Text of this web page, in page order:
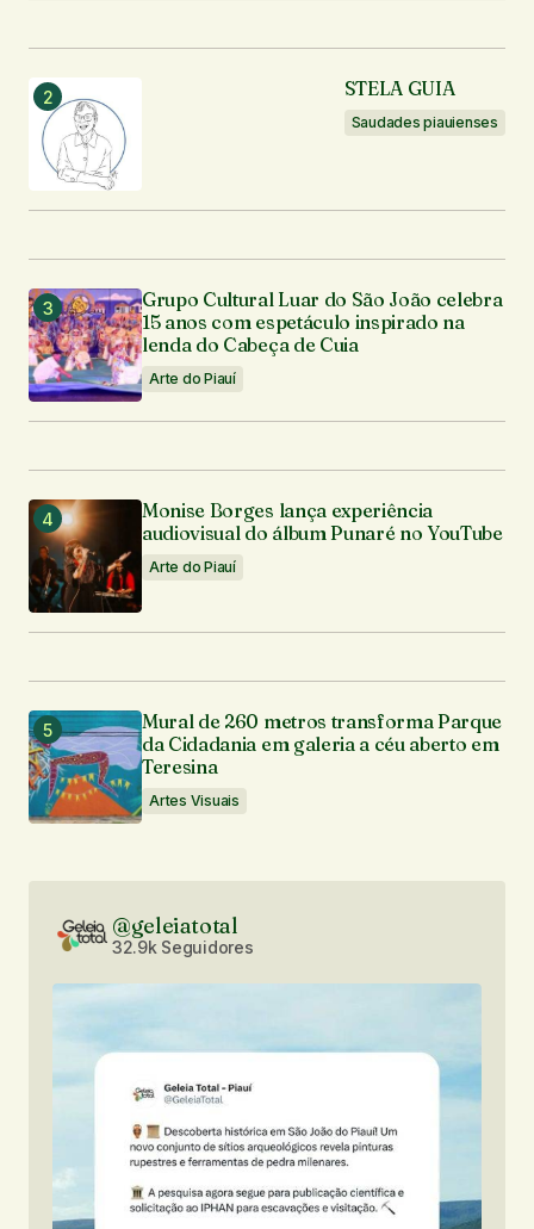
STELA GUIA
Saudades piauienses
Grupo Cultural Luar do São João celebra
15 anos com espetáculo inspirado na
lenda do Cabeça de Cuia
Arte do Piauí
Monise Borges lança experiência
audiovisual do álbum Punaré no YouTube
Arte do Piauí
Mural de 260 metros transforma Parque
da Cidadania em galeria a céu aberto em
Teresina
Artes Visuais
@geleiatotal
32.9k Seguidores